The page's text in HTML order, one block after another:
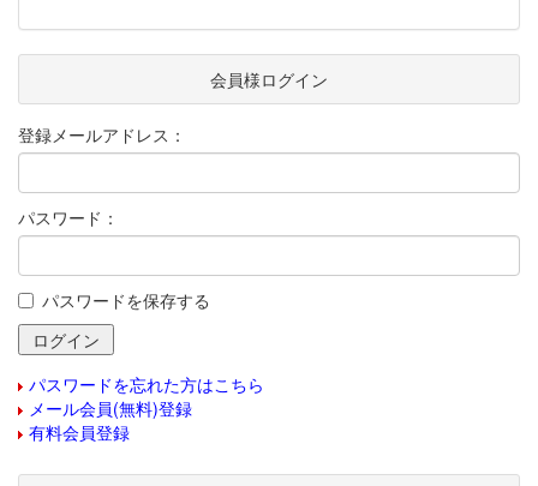
会員様ログイン
登録メールアドレス：
パスワード：
パスワードを保存する
パスワードを忘れた方はこちら
メール会員(無料)登録
有料会員登録